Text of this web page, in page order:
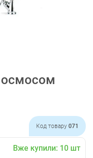
осмосом
Код товару 071
Вже купили: 10 шт